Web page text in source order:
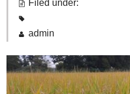
畑と周辺の様子
DIY – 販売
Filed under:
admin